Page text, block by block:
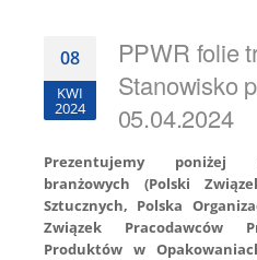
08
KWI
2024
PPWR folie
Stanowisko
05.04.2024
Prezentujemy poniżej
branżowych (Polski
Sztucznych, Polska
Związek Pracodawców
Produktów w